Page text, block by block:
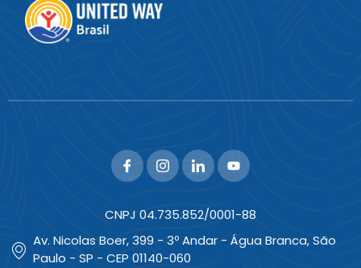
CNPJ 04.735.852/0001-88
Av. Nicolas Boer, 399 - 3º Andar - Água Branca, São
Paulo - SP - CEP 01140-060